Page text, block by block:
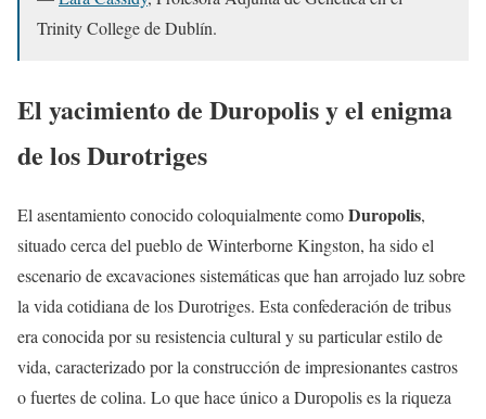
Trinity College de Dublín.
El yacimiento de Duropolis y el enigma
de los Durotriges
El asentamiento conocido coloquialmente comoDuropolis,
situado cerca del pueblo de Winterborne Kingston, ha sido el
escenario de excavaciones sistemáticas que han arrojado luz sobre
la vida cotidiana de los Durotriges. Esta confederación de tribus
era conocida por su resistencia cultural y su particular estilo de
vida, caracterizado por la construcción de impresionantes castros
o fuertes de colina. Lo que hace único a Duropolis es la riqueza